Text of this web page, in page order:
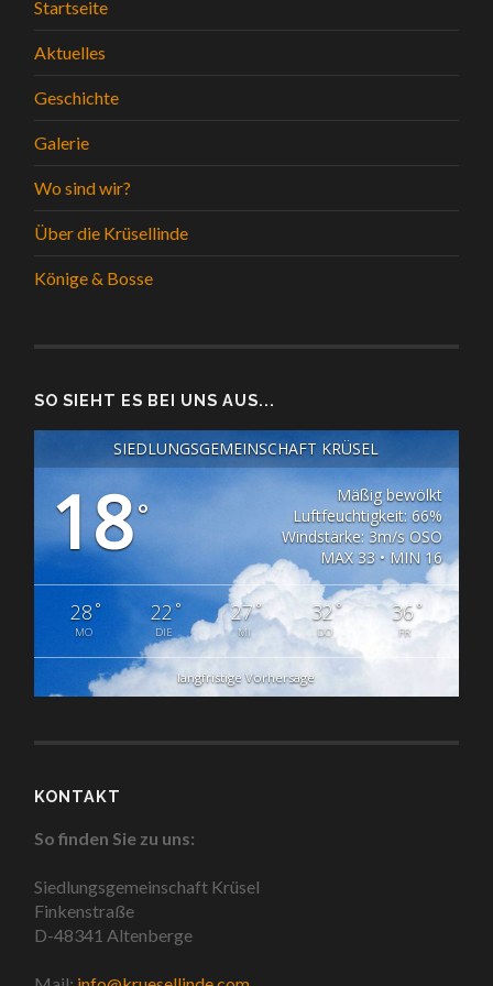
Startseite
Aktuelles
Geschichte
Galerie
Wo sind wir?
Über die Krüsellinde
Könige & Bosse
SO SIEHT ES BEI UNS AUS...
SIEDLUNGSGEMEINSCHAFT KRÜSEL
18°
Mäßig bewölkt
Luftfeuchtigkeit: 66%
Windstärke: 3m/s OSO
MAX 33 • MIN 16
28°
MO
22 °
DIE
27°
MI
32°
DO
36°
FR
langfristige Vorhersage
KONTAKT
So finden Sie zu uns:
Siedlungsgemeinschaft Krüsel
Finkenstraße
D-48341 Altenberge